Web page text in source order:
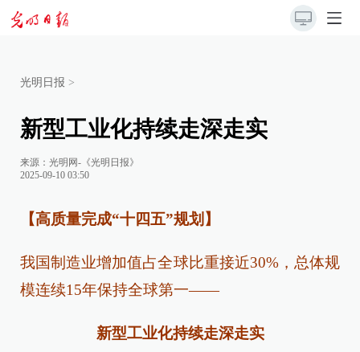
光明日报 >
新型工业化持续走深走实
来源： 光明网-《光明日报》
2025-09-10 03:50
【高质量完成“十四五”规划】
我国制造业增加值占全球比重接近30%，总体规
模连续15年保持全球第一——
新型工业化持续走深走实